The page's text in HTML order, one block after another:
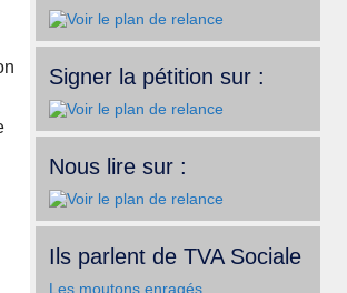
Signer la pétition sur :
Nous lire sur :
Ils parlent de TVA Sociale
Les moutons enragés